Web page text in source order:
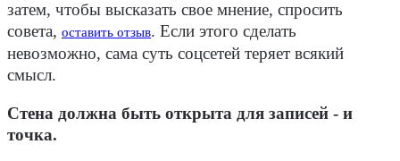
затем, чтобы высказать свое мнение, спросить
совета, оставить отзыв. Если этого сделать
невозможно, сама суть соцсетей теряет всякий
смысл.
Стена должна быть открыта для записей - и
точка.